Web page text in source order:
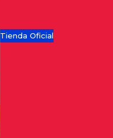
Tienda Oficial